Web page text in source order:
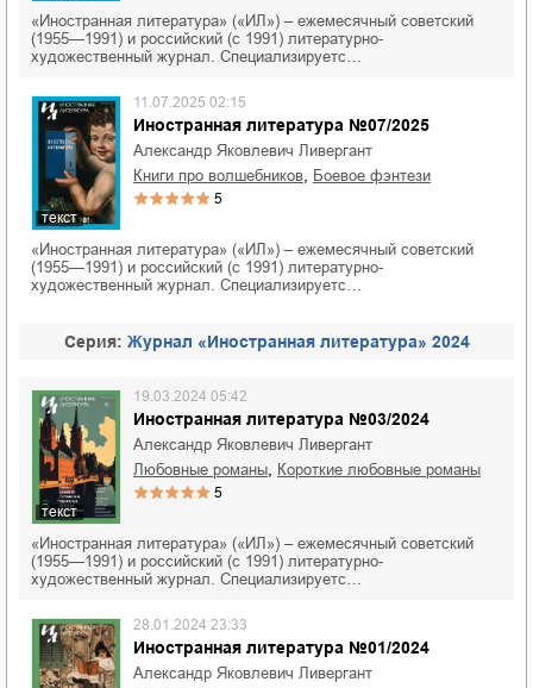
«Иностранная литература» («ИЛ») – ежемесячный советский
(1955—1991) и российский (с 1991) литературно-
художественный журнал. Специализируетс…
текст
Иностранная литература №07/2025
11.07.2025 02:15
Александр Яковлевич Ливергант
книги про волшебников
боевое фэнтези
5
«Иностранная литература» («ИЛ») – ежемесячный советский
(1955—1991) и российский (с 1991) литературно-
художественный журнал. Специализируетс…
Cерия: Журнал «Иностранная литература» 2024
текст
Иностранная литература №03/2024
19.03.2024 05:42
Александр Яковлевич Ливергант
любовные романы, короткие любовные романы
5
«Иностранная литература» («ИЛ») – ежемесячный советский
(1955—1991) и российский (с 1991) литературно-
художественный журнал. Специализируетс…
Иностранная литература №01/2024
28.01.2024 23:33
Александр Яковлевич Ливергант